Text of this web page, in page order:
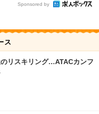
Sponsored by
ス
リスキリング…ATACカンフ